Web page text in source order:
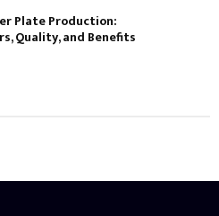
Plate Production:
Quality, and Benefits